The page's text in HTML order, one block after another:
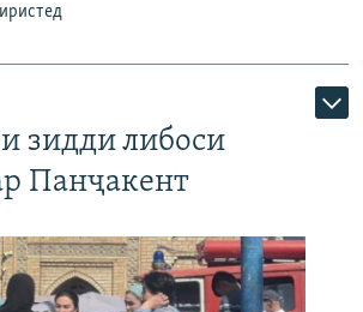
зидди либоси
Панҷакент